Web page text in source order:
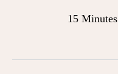
15 Minutes